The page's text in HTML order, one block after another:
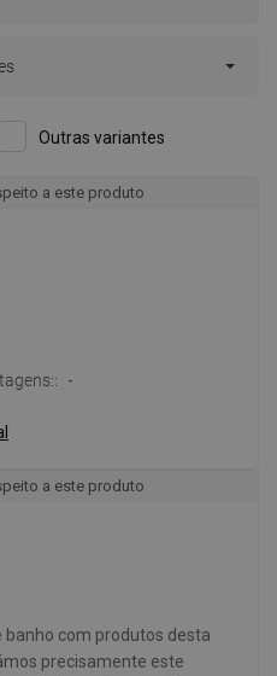
Outras variantes
a este produto
-
a este produto
com produtos desta
precisamente este